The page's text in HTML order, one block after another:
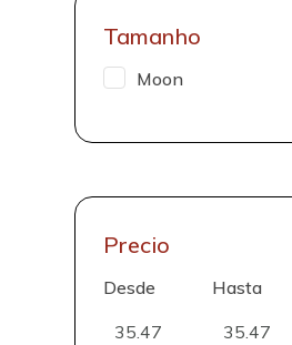
Tamanho
Moon
Precio
Desde Hasta